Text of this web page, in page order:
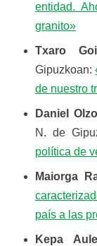
entidad.
granito»
Txaro
Gipuzkoan:
de nuestro
Daniel
N. de
política de
Maiorga
país a las
Kepa